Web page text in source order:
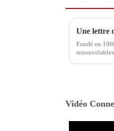
Une lettre
Fondé en
Vidéo